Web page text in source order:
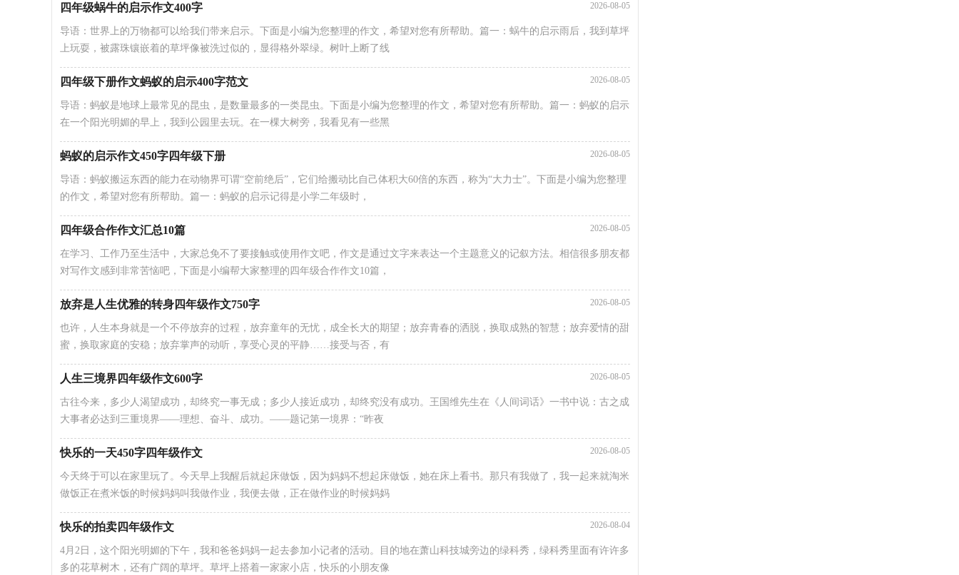
四年级蜗牛的启示作文400字 2026-08-05
导语：世界上的万物都可以给我们带来启示。下面是小编为您整理的作文，希望对您有所帮助。篇一：蜗牛的启示雨后，我到草坪
上玩耍，被露珠镶嵌着的草坪像被洗过似的，显得格外翠绿。树叶上断了线
四年级下册作文蚂蚁的启示400字范文 2026-08-05
导语：蚂蚁是地球上最常见的昆虫，是数量最多的一类昆虫。下面是小编为您整理的作文，希望对您有所帮助。篇一：蚂蚁的启示
在一个阳光明媚的早上，我到公园里去玩。在一棵大树旁，我看见有一些黑
蚂蚁的启示作文450字四年级下册 2026-08-05
导语：蚂蚁搬运东西的能力在动物界可谓“空前绝后”，它们给搬动比自己体积大60倍的东西，称为“大力士”。下面是小编为您整理
的作文，希望对您有所帮助。篇一：蚂蚁的启示记得是小学二年级时，
四年级合作作文汇总10篇 2026-08-05
在学习、工作乃至生活中，大家总免不了要接触或使用作文吧，作文是通过文字来表达一个主题意义的记叙方法。相信很多朋友都
对写作文感到非常苦恼吧，下面是小编帮大家整理的四年级合作作文10篇，
放弃是人生优雅的转身四年级作文750字 2026-08-05
也许，人生本身就是一个不停放弃的过程，放弃童年的无忧，成全长大的期望；放弃青春的洒脱，换取成熟的智慧；放弃爱情的甜
蜜，换取家庭的安稳；放弃掌声的动听，享受心灵的平静……接受与否，有
人生三境界四年级作文600字 2026-08-05
古往今来，多少人渴望成功，却终究一事无成；多少人接近成功，却终究没有成功。王国维先生在《人间词话》一书中说：古之成
大事者必达到三重境界——理想、奋斗、成功。——题记第一境界：“昨夜
快乐的一天450字四年级作文 2026-08-05
今天终于可以在家里玩了。今天早上我醒后就起床做饭，因为妈妈不想起床做饭，她在床上看书。那只有我做了，我一起来就淘米
做饭正在煮米饭的时候妈妈叫我做作业，我便去做，正在做作业的时候妈妈
快乐的拍卖四年级作文 2026-08-04
4月2日，这个阳光明媚的下午，我和爸爸妈妈一起去参加小记者的活动。目的地在萧山科技城旁边的绿科秀，绿科秀里面有许许多
多的花草树木，还有广阔的草坪。草坪上搭着一家家小店，快乐的小朋友像